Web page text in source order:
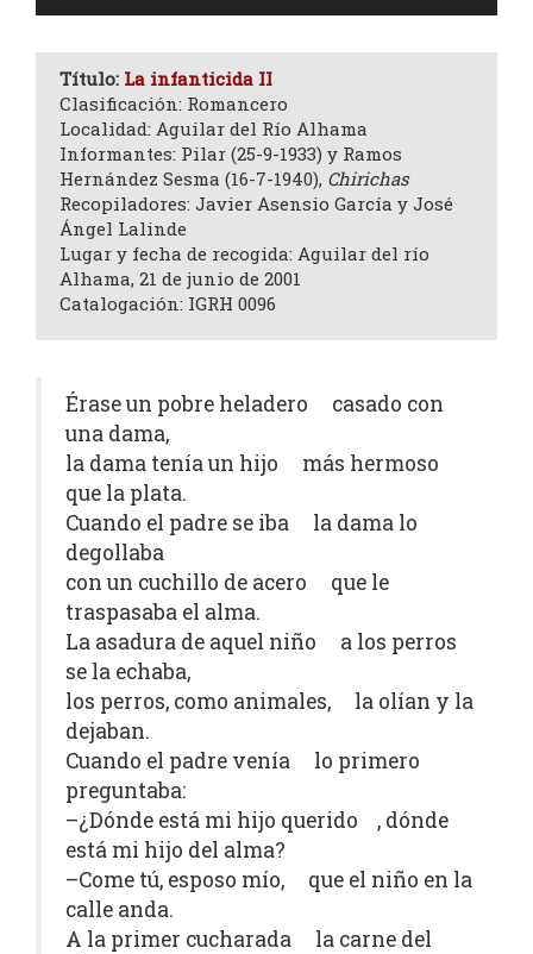
Título: La infanticida II
Clasificación: Romancero
Localidad: Aguilar del Río Alhama
Informantes: Pilar (25-9-1933) y Ramos
Hernández Sesma (16-7-1940), Chirichas
Recopiladores: Javier Asensio García y José
Ángel Lalinde
Lugar y fecha de recogida: Aguilar del río
Alhama, 21 de junio de 2001
Catalogación: IGRH 0096
Érase un pobre heladero casado con
una dama,
la dama tenía un hijo más hermoso
que la plata.
Cuando el padre se iba la dama lo
degollaba
con un cuchillo de acero que le
traspasaba el alma.
La asadura de aquel niño a los perros
se la echaba,
los perros, como animales, la olían y la
dejaban.
Cuando el padre venía lo primero
preguntaba:
–¿Dónde está mi hijo querido , dónde
está mi hijo del alma?
–Come tú, esposo mío, que el niño en la
calle anda.
A la primer cucharada la carne del